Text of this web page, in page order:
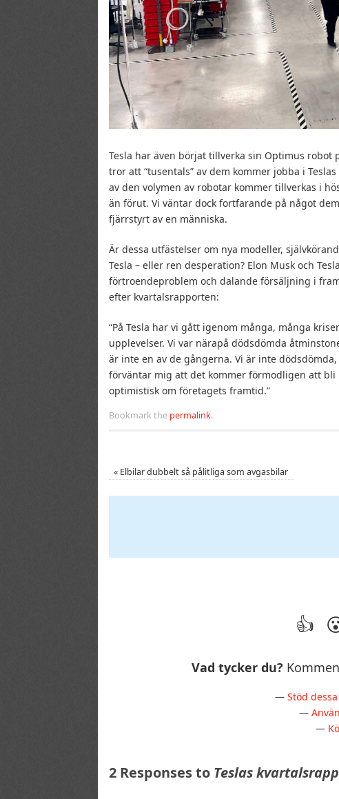
Tesla har även börjat tillverka sin Optimus
tror att “tusentals” av dem kommer jobba i
av den volymen av robotar kommer tillverkas i
än förut. Vi väntar dock fortfarande på något
fjärrstyrt av en människa.
Är dessa utfästelser om nya modeller,
Tesla – eller ren desperation? Elon Musk och
förtroendeproblem och dalande försäljning i
efter kvartalsrapporten:
“På Tesla har vi gått igenom många, många
upplevelser. Vi var närapå dödsdömda
är inte en av de gångerna. Vi är inte
förväntar mig att det kommer förmodligen att
optimistisk om företagets framtid.”
Bookmark the permalink.
« Elbilar dubbelt så pålitliga som avgasbilar
Vad tycker du?
— Stöd
—
—
2 Responses to Teslas